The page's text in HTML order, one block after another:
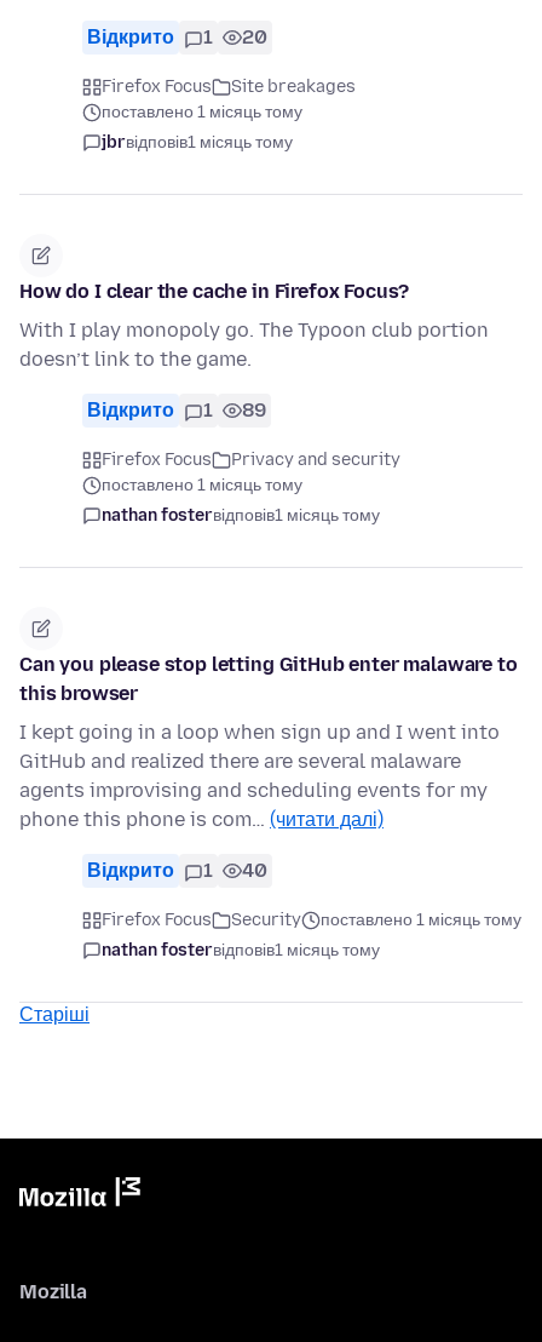
Відкрито 1 20
Firefox Focus
Site breakages
поставлено 1 місяць тому
jbrвідповів1 місяць тому
How do I clear the cache in Firefox Focus?
With I play monopoly go. The Typoon club portion
doesn’t link to the game.
Відкрито 1 89
Firefox Focus
Privacy and security
поставлено 1 місяць тому
nathan fosterвідповів1 місяць тому
Can you please stop letting GitHub enter malaware to
this browser
I kept going in a loop when sign up and I went into
GitHub and realized there are several malaware
agents improvising and scheduling events for my
phone this phone is com… (читати далі)
Відкрито 1 40
Firefox Focus Security
поставлено 1 місяць тому
nathan fosterвідповів1 місяць тому
Старіші
Mozilla